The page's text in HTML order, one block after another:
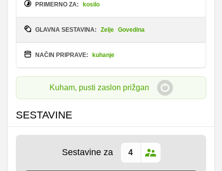
PRIMERNO ZA: kosilo
GLAVNA SESTAVINA: Zelje Govedina
NAČIN PRIPRAVE: kuhanje
Kuham, pusti zaslon prižgan
SESTAVINE
Sestavine za